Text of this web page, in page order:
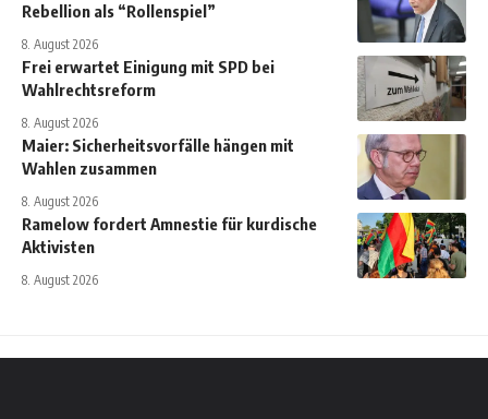
Rebellion als “Rollenspiel”
8. August 2026
Frei erwartet Einigung mit SPD bei
Wahlrechtsreform
8. August 2026
Maier: Sicherheitsvorfälle hängen mit
Wahlen zusammen
8. August 2026
Ramelow fordert Amnestie für kurdische
Aktivisten
8. August 2026